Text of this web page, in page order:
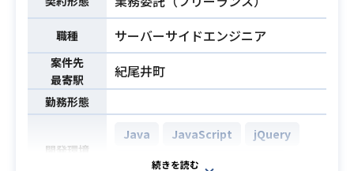
・Laravelを用いた開発経験1年以上
必須スキル
・Salesforceエンジニアとしての経
験半年以上
職種 サーバーサイドエンジニア
案件先
最寄駅
紀尾井町
勤務形態
開発環境
Java JavaScript
jQuery
Spring Boot